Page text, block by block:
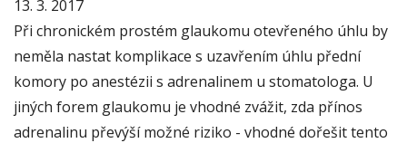
13. 3. 2017
Při chronickém prostém glaukomu otevřeného úhlu by
neměla nastat komplikace s uzavřením úhlu přední
komory po anestézii s adrenalinem u stomatologa. U
jiných forem glaukomu je vhodné zvážit, zda přínos
adrenalinu převýší možné riziko - vhodné dořešit tento